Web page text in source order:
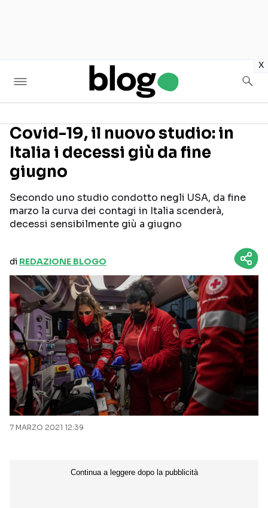
x
Seguici sui social
Covid-19, il nuovo studio: in
Italia i decessi giù da fine
giugno
Secondo uno studio condotto negli USA, da fine
marzo la curva dei contagi in Italia scenderà,
decessi sensibilmente giù a giugno
di REDAZIONE BLOGO
7 MARZO 2021 12:39